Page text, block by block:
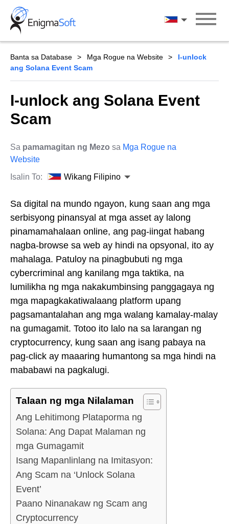
Skip
content
Wikang Filipino
Banta sa Database Mga Rogue na Website
I-unlock
ang Solana Event Scam
I-unlock ang Solana Event
Scam
Sa pamamagitan ng Mezo sa Mga Rogue na
Website
Isalin To:
Wikang Filipino
Sa digital na mundo ngayon, kung saan ang mga
serbisyong pinansyal at mga asset ay lalong
pinamamahalaan online, ang pag-iingat habang
nagba-browse sa web ay hindi na opsyonal, ito ay
mahalaga. Patuloy na pinagbubuti ng mga
cybercriminal ang kanilang mga taktika, na
lumilikha ng mga nakakumbinsing panggagaya ng
mga mapagkakatiwalaang platform upang
pagsamantalahan ang mga walang kamalay-malay
na gumagamit. Totoo ito lalo na sa larangan ng
cryptocurrency, kung saan ang isang pabaya na
pag-click ay maaaring humantong sa mga hindi na
mababawi na pagkalugi.
Talaan ng mga Nilalaman
Ang Lehitimong Plataporma ng
Solana: Ang Dapat Malaman ng
mga Gumagamit
Isang Mapanlinlang na Imitasyon:
Ang Scam na ‘Unlock Solana
Event’
Paano Ninanakaw ng Scam ang
Cryptocurrency